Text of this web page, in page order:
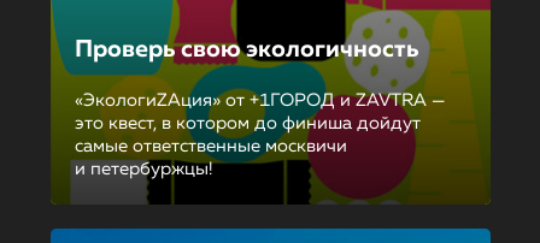
Проверь свою экологичность
«ЭкологиZAция» от +1ГОРОД и ZAVTRA —
это квест, в котором до финиша дойдут
самые ответственные москвичи
и петербуржцы!